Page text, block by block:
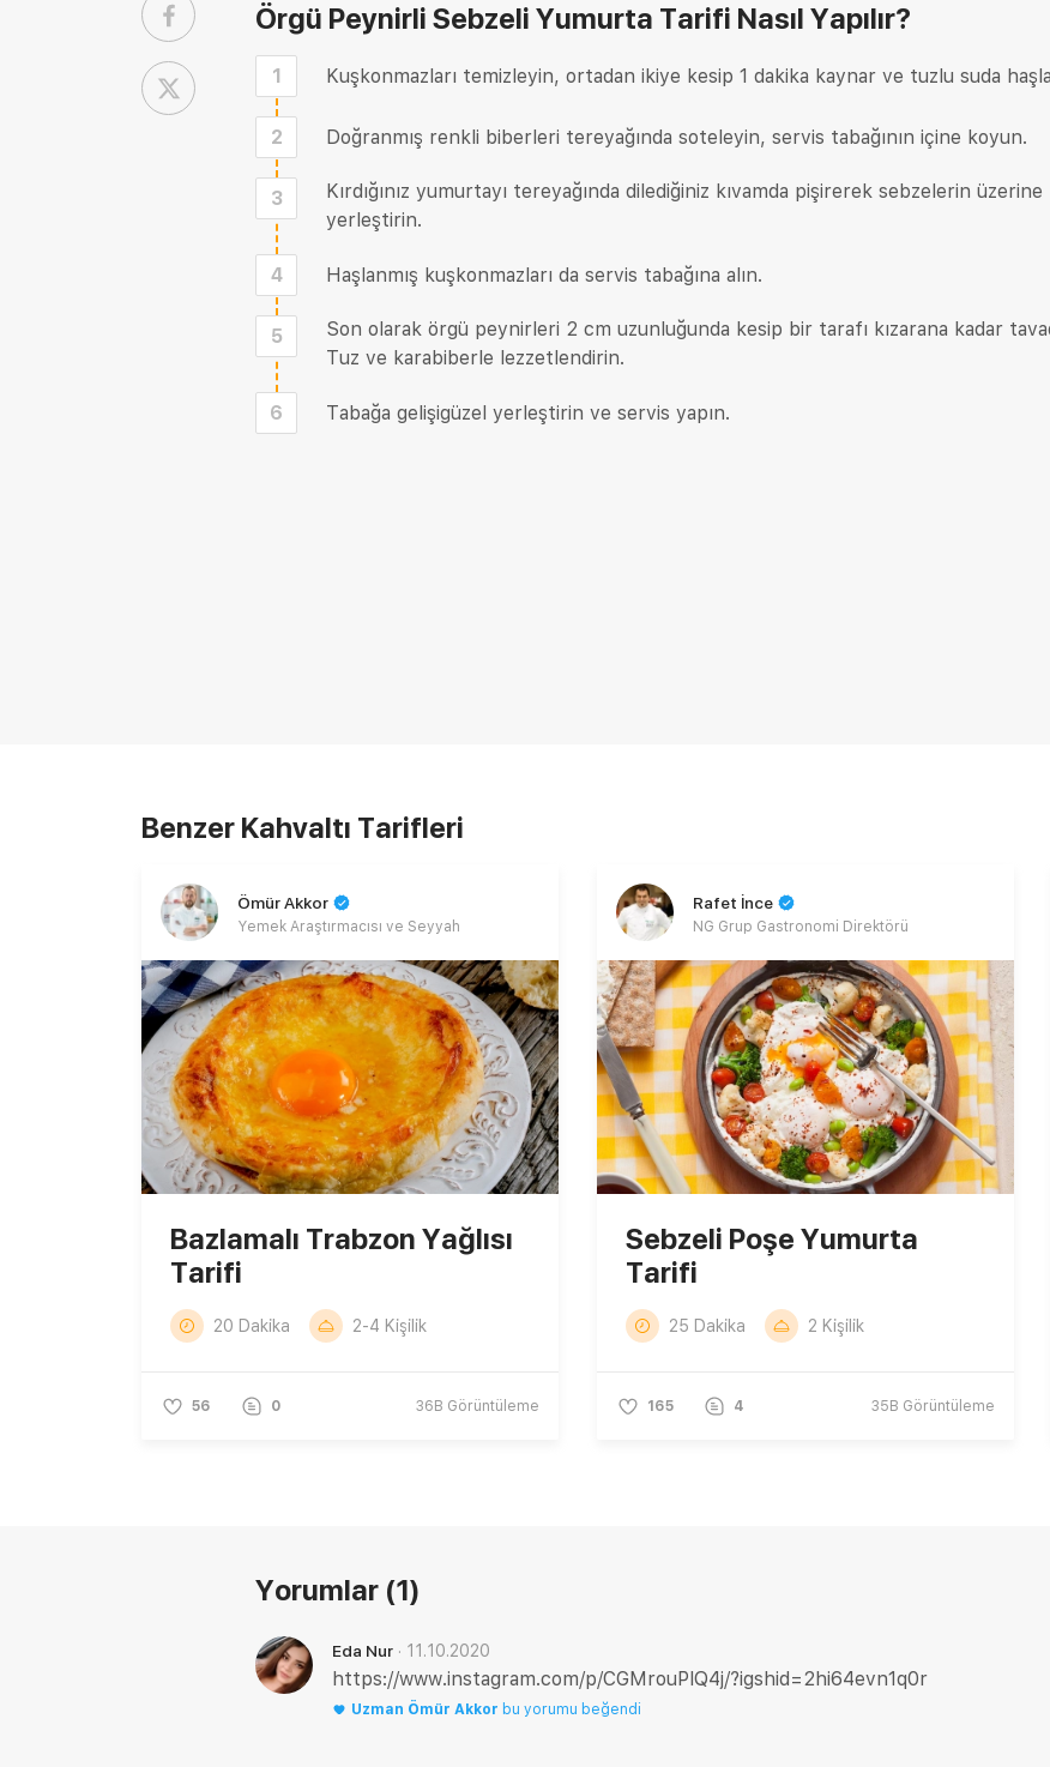
Örgü Peynirli Sebzeli Yumurta Tarifi Nasıl Yapılır?
1 Kuşkonmazları temizleyin, ortadan ikiye kesip 1 dakika kaynar ve tuzlu suda
2 Doğranmış renkli biberleri tereyağında soteleyin, servis tabağının içine koyun.
3
Kırdığınız yumurtayı tereyağında dilediğiniz kıvamda pişirerek sebzelerin üzerine
yerleştirin.
4 Haşlanmış kuşkonmazları da servis tabağına alın.
5
Son olarak örgü peynirleri 2 cm uzunluğunda kesip bir tarafı kızarana kadar
Tuz ve karabiberle lezzetlendirin.
6 Tabağa gelişigüzel yerleştirin ve servis yapın.
Benzer Kahvaltı Tarifleri
Ömür Akkor
Yemek Araştırmacısı ve Seyyah
Bazlamalı Trabzon Yağlısı
Tarifi
20 Dakika 2-4 Kişilik
56 0 36B Görüntüleme
Rafet İnce
NG Grup Gastronomi Direktörü
Sebzeli Poşe Yumurta
Tarifi
25 Dakika 2 Kişilik
165 4 35B Görüntüleme
Yorumlar (1)
Eda Nur · 11.10.2020
https://www.instagram.com/p/CGMrouPlQ4j/?igshid=2hi64evn1q0r
Uzman Ömür Akkor bu yorumu beğendi